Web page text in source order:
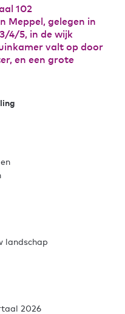
102
Meppel, gelegen in
4/5, in de wijk
valt op door
en een grote
landschap
2026